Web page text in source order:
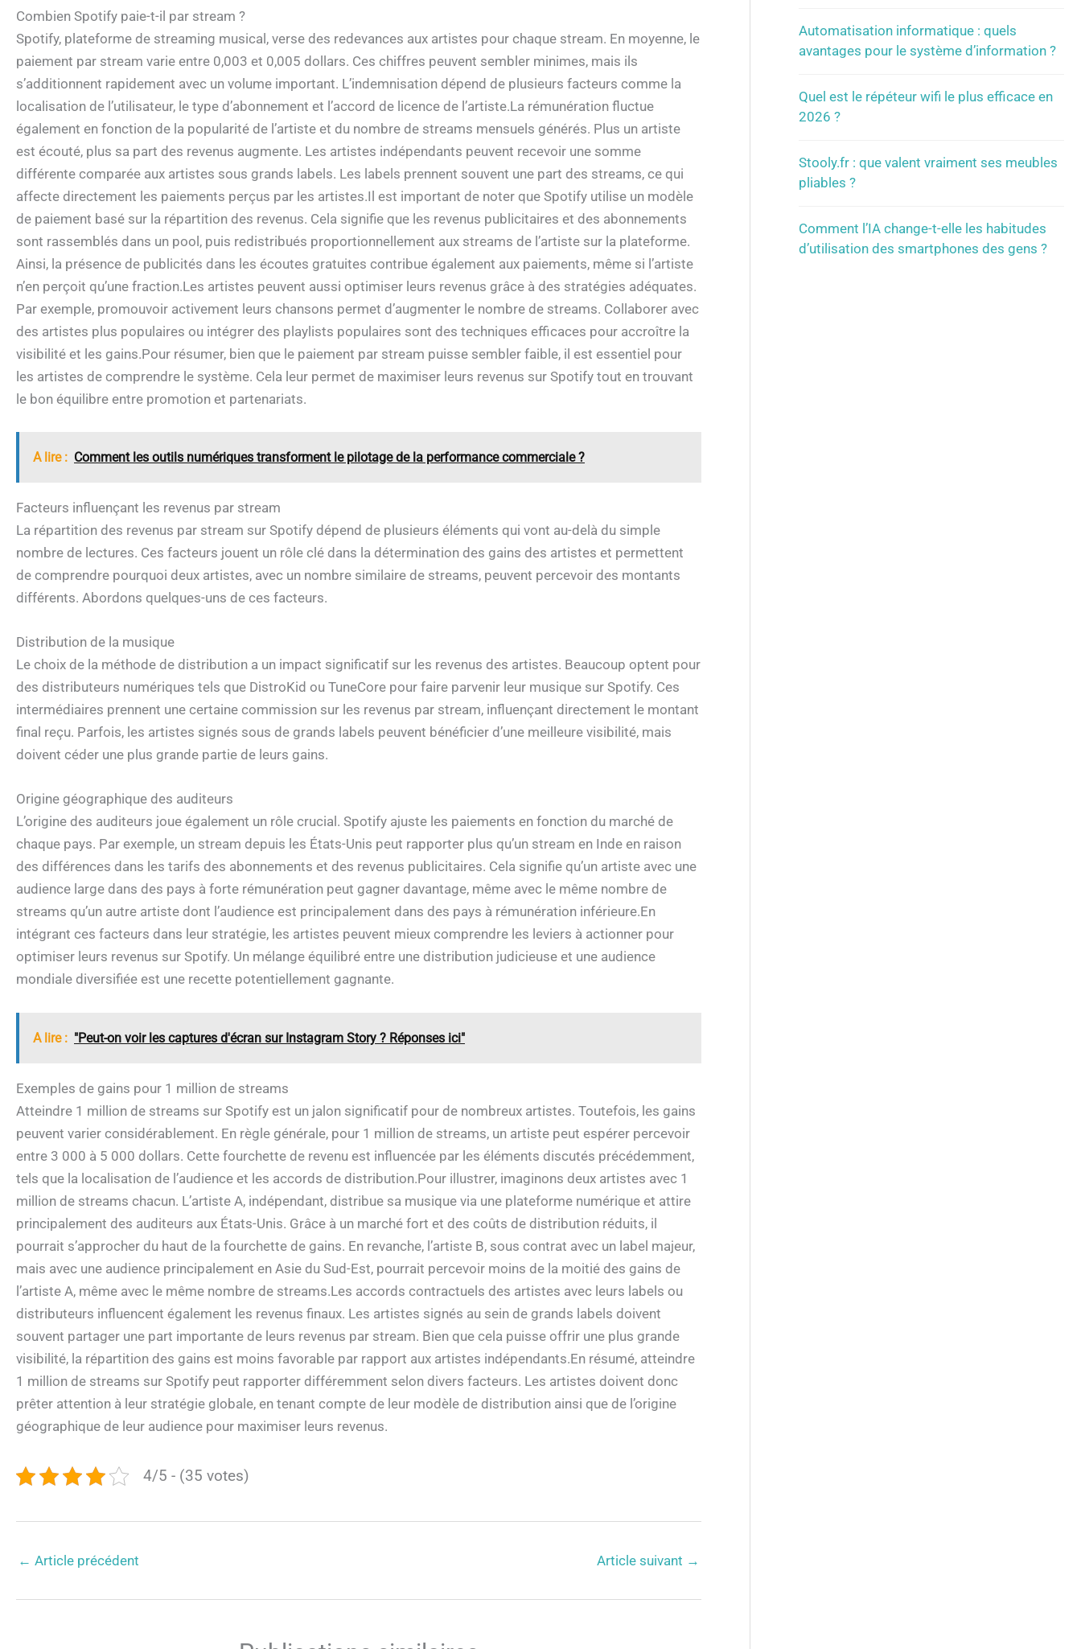
Combien Spotify paie-t-il par stream ?
Spotify, plateforme de streaming musical, verse des redevances aux artistes pour chaque stream. En moyenne, le
paiement par stream varie entre 0,003 et 0,005 dollars. Ces chiffres peuvent sembler minimes, mais ils
s’additionnent rapidement avec un volume important. L’indemnisation dépend de plusieurs facteurs comme la
localisation de l’utilisateur, le type d’abonnement et l’accord de licence de l’artiste.La rémunération fluctue
également en fonction de la popularité de l’artiste et du nombre de streams mensuels générés. Plus un artiste
est écouté, plus sa part des revenus augmente. Les artistes indépendants peuvent recevoir une somme
différente comparée aux artistes sous grands labels. Les labels prennent souvent une part des streams, ce qui
affecte directement les paiements perçus par les artistes.Il est important de noter que Spotify utilise un modèle
de paiement basé sur la répartition des revenus. Cela signifie que les revenus publicitaires et des abonnements
sont rassemblés dans un pool, puis redistribués proportionnellement aux streams de l’artiste sur la plateforme.
Ainsi, la présence de publicités dans les écoutes gratuites contribue également aux paiements, même si l’artiste
n’en perçoit qu’une fraction.Les artistes peuvent aussi optimiser leurs revenus grâce à des stratégies adéquates.
Par exemple, promouvoir activement leurs chansons permet d’augmenter le nombre de streams. Collaborer avec
des artistes plus populaires ou intégrer des playlists populaires sont des techniques efficaces pour accroître la
visibilité et les gains.Pour résumer, bien que le paiement par stream puisse sembler faible, il est essentiel pour
les artistes de comprendre le système. Cela leur permet de maximiser leurs revenus sur Spotify tout en trouvant
le bon équilibre entre promotion et partenariats.
A lire : Comment les outils numériques transforment le pilotage de la performance commerciale ?
Facteurs influençant les revenus par stream
La répartition des revenus par stream sur Spotify dépend de plusieurs éléments qui vont au-delà du simple
nombre de lectures. Ces facteurs jouent un rôle clé dans la détermination des gains des artistes et permettent
de comprendre pourquoi deux artistes, avec un nombre similaire de streams, peuvent percevoir des montants
différents. Abordons quelques-uns de ces facteurs.
Distribution de la musique
Le choix de la méthode de distribution a un impact significatif sur les revenus des artistes. Beaucoup optent pour
des distributeurs numériques tels que DistroKid ou TuneCore pour faire parvenir leur musique sur Spotify. Ces
intermédiaires prennent une certaine commission sur les revenus par stream, influençant directement le montant
final reçu. Parfois, les artistes signés sous de grands labels peuvent bénéficier d’une meilleure visibilité, mais
doivent céder une plus grande partie de leurs gains.
Origine géographique des auditeurs
L’origine des auditeurs joue également un rôle crucial. Spotify ajuste les paiements en fonction du marché de
chaque pays. Par exemple, un stream depuis les États-Unis peut rapporter plus qu’un stream en Inde en raison
des différences dans les tarifs des abonnements et des revenus publicitaires. Cela signifie qu’un artiste avec une
audience large dans des pays à forte rémunération peut gagner davantage, même avec le même nombre de
streams qu’un autre artiste dont l’audience est principalement dans des pays à rémunération inférieure.En
intégrant ces facteurs dans leur stratégie, les artistes peuvent mieux comprendre les leviers à actionner pour
optimiser leurs revenus sur Spotify. Un mélange équilibré entre une distribution judicieuse et une audience
mondiale diversifiée est une recette potentiellement gagnante.
A lire : "Peut-on voir les captures d'écran sur Instagram Story ? Réponses ici"
Exemples de gains pour 1 million de streams
Atteindre 1 million de streams sur Spotify est un jalon significatif pour de nombreux artistes. Toutefois, les gains
peuvent varier considérablement. En règle générale, pour 1 million de streams, un artiste peut espérer percevoir
entre 3 000 à 5 000 dollars. Cette fourchette de revenu est influencée par les éléments discutés précédemment,
tels que la localisation de l’audience et les accords de distribution.Pour illustrer, imaginons deux artistes avec 1
million de streams chacun. L’artiste A, indépendant, distribue sa musique via une plateforme numérique et attire
principalement des auditeurs aux États-Unis. Grâce à un marché fort et des coûts de distribution réduits, il
pourrait s’approcher du haut de la fourchette de gains. En revanche, l’artiste B, sous contrat avec un label majeur,
mais avec une audience principalement en Asie du Sud-Est, pourrait percevoir moins de la moitié des gains de
l’artiste A, même avec le même nombre de streams.Les accords contractuels des artistes avec leurs labels ou
distributeurs influencent également les revenus finaux. Les artistes signés au sein de grands labels doivent
souvent partager une part importante de leurs revenus par stream. Bien que cela puisse offrir une plus grande
visibilité, la répartition des gains est moins favorable par rapport aux artistes indépendants.En résumé, atteindre
1 million de streams sur Spotify peut rapporter différemment selon divers facteurs. Les artistes doivent donc
prêter attention à leur stratégie globale, en tenant compte de leur modèle de distribution ainsi que de l’origine
géographique de leur audience pour maximiser leurs revenus.
4/5 - (35 votes)
← Article précédent Article suivant →
Automatisation informatique : quels
avantages pour le système d’information ?
Quel est le répéteur wifi le plus efficace en
2026 ?
Stooly.fr : que valent vraiment ses meubles
pliables ?
Comment l’IA change-t-elle les habitudes
d’utilisation des smartphones des gens ?